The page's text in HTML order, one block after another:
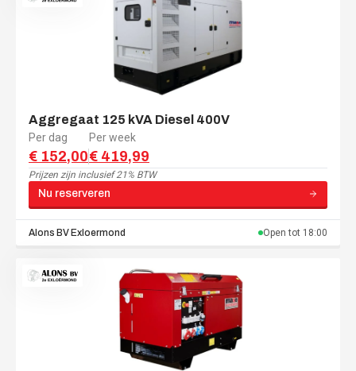
Aggregaat 125 kVA Diesel 400V
Per dag
€ 152,00
Per week
€ 419,99
Prijzen zijn inclusief 21% BTW
Nu reserveren
Alons BVExloermond Open tot 18:00